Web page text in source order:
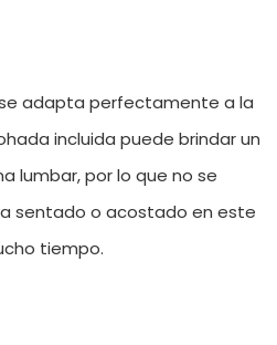
adapta perfectamente a la
incluida puede brindar un
lumbar, por lo que no se
sentado o acostado en este
tiempo.